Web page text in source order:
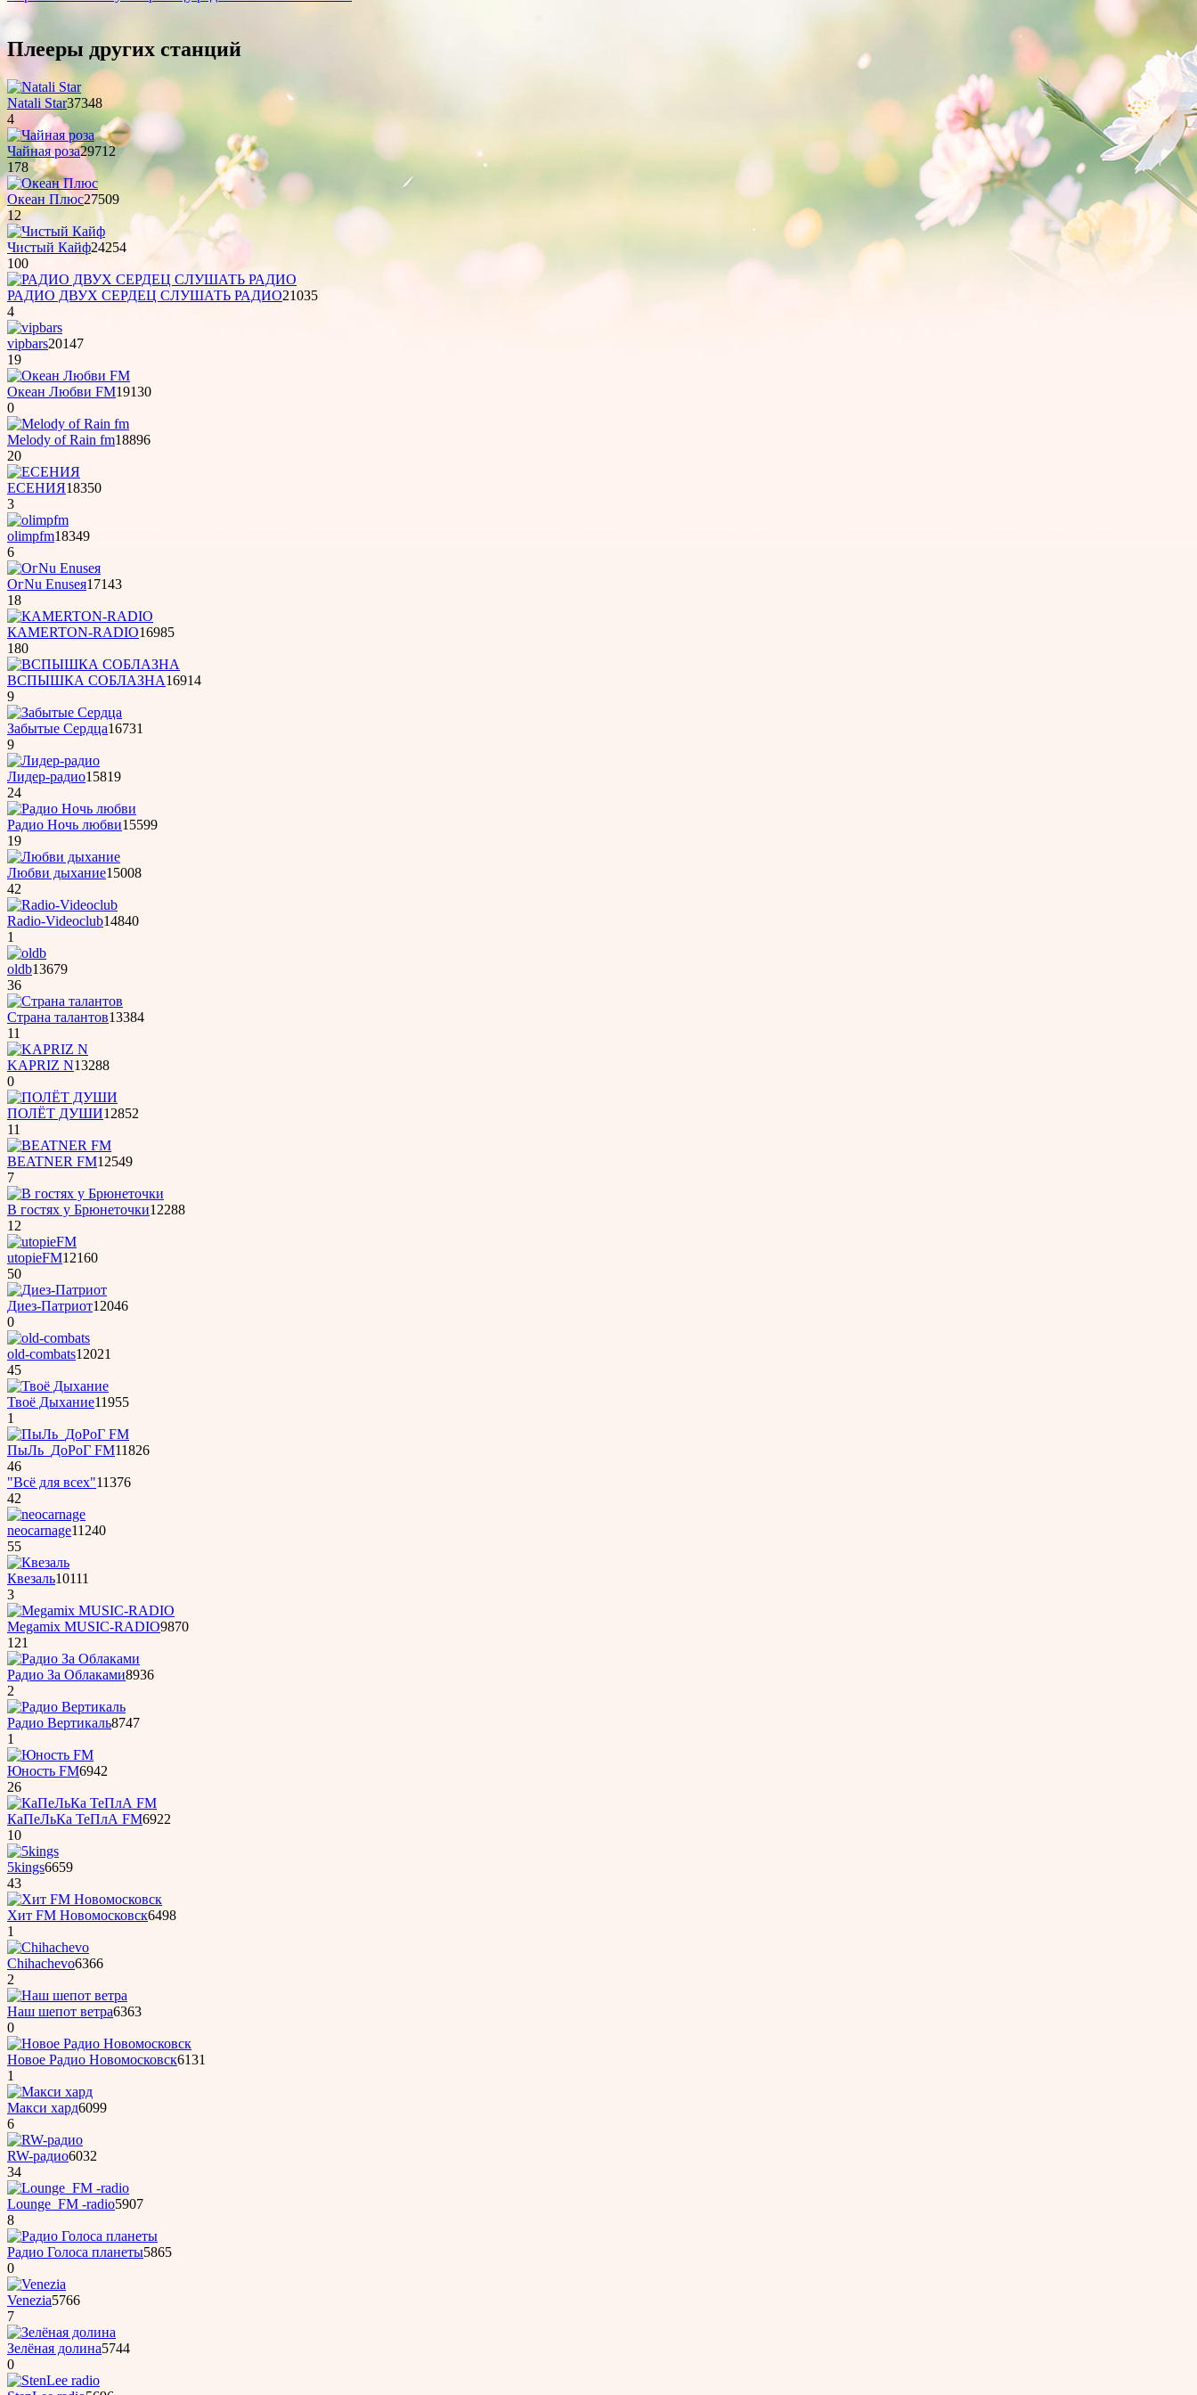
Плееры других станций
Natali Star37348
4
Чайная роза29712
178
Океан Плюс27509
12
Чистый Кайф24254
100
РАДИО ДВУХ СЕРДЕЦ СЛУШАТЬ РАДИО21035
4
vipbars20147
19
Океан Любви FM19130
0
Melody of Rain fm18896
20
ЕСЕНИЯ18350
3
olimpfm18349
6
OгNu Enuseя17143
18
КAMERTON-RADIO16985
180
ВСПЫШКА СОБЛАЗНА16914
9
Забытые Сердца16731
9
Лидер-радио15819
24
Радио Ночь любви15599
19
Любви дыхание15008
42
Radio-Videoclub14840
1
oldb13679
36
Страна талантов13384
11
KAPRIZ N13288
0
ПОЛЁТ ДУШИ12852
11
BEATNER FM12549
7
B гостях у Бpюнеточки12288
12
utopieFM12160
50
Диез-Патриот12046
0
old-combats12021
45
Твоё Дыхание11955
1
ПыЛь_ДоРоГ FM11826
46
"Всё для всех"11376
42
neocarnage11240
55
Квезаль10111
3
Megamix MUSIC-RADIO9870
121
Радио За Облаками8936
2
Радио Вертикаль8747
1
Юность FM6942
26
КаПеЛьКа ТеПлА FM6922
10
5kings6659
43
Хит FM Новомосковск6498
1
Chihachevo6366
2
Наш шепот ветра6363
0
Новое Радио Новомосковск6131
1
Макси хард6099
6
RW-радио6032
34
Lounge_FM -radio5907
8
Радио Голоса планеты5865
0
Venezia5766
7
Зелёная долина5744
0